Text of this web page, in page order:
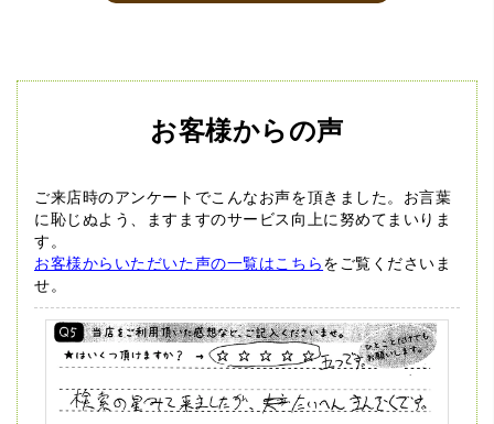
お客様からの声
ご来店時のアンケートでこんなお声を頂きました。 お言葉
に恥じぬよう、ますますのサービス向上に努めてまいりま
す。
お客様からいただいた声の一覧はこちらをご覧くださいま
せ。